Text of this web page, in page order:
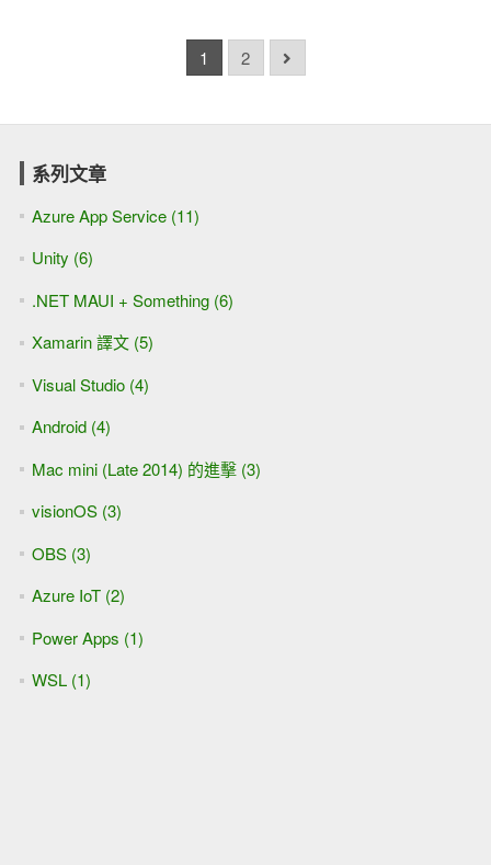
1 2
系列文章
Azure App Service (11)
Unity (6)
.NET MAUI + Something (6)
Xamarin 譯文 (5)
Visual Studio (4)
Android (4)
Mac mini (Late 2014) 的進擊 (3)
visionOS (3)
OBS (3)
Azure IoT (2)
Power Apps (1)
WSL (1)